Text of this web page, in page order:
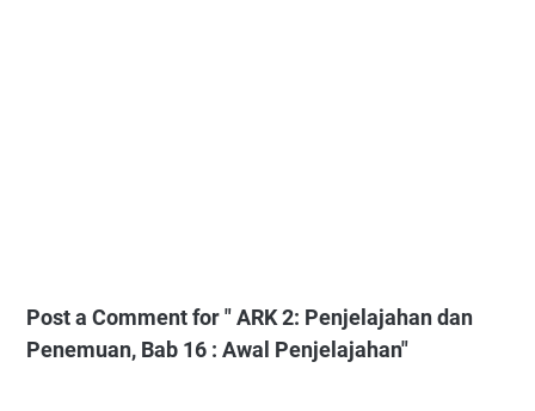
Post a Comment for " ARK 2: Penjelajahan dan
Penemuan, Bab 16 : Awal Penjelajahan"